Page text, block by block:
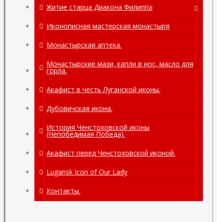
Монастырская аптека.
Монастырские перепелиные яйца.
Житие старца Диакона Филиппа
Житие старца диакона Филиппа.
Помощь при жизни диакона Филиппа
Благодатная помощь по смерти
диакона Филиппа
Иконописная мастерская монастыря
Монастырская аптека.
Монастырские мази, капли в нос, масло для
горла.
Акафист в честь Луганской иконы.
Дубовичская икона.
История Ченстоховской иконы
(Непобедимая Победа).
Акафист перед Ченстоховской иконой.
Lugansk Icon of Our Lady
Контакты.